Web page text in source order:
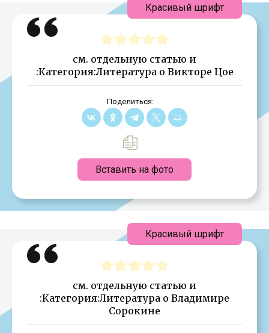
см. отдельную статью и
:Категория:Литература о Викторе Цое
Поделиться:
Вставить на фото
Красивый шрифт
см. отдельную статью и
:Категория:Литература о Владимире
Сорокине
Красивый шрифт